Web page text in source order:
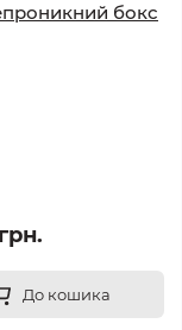
бокс
До кошика